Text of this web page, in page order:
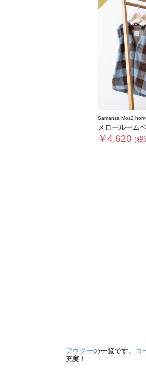
Samansa Mos2
メロールーム
￥4,620 (税
アウターの一覧です。 コ
充実！